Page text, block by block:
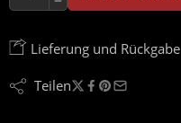
Lieferung und Rückgabe
Teilen